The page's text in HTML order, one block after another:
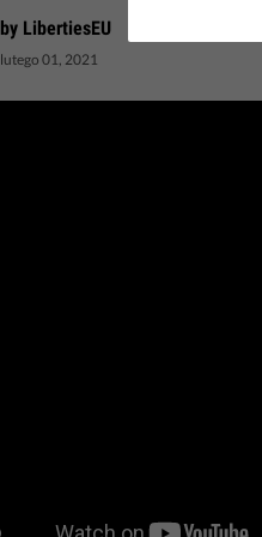
by LibertiesEU
lutego 01, 2021